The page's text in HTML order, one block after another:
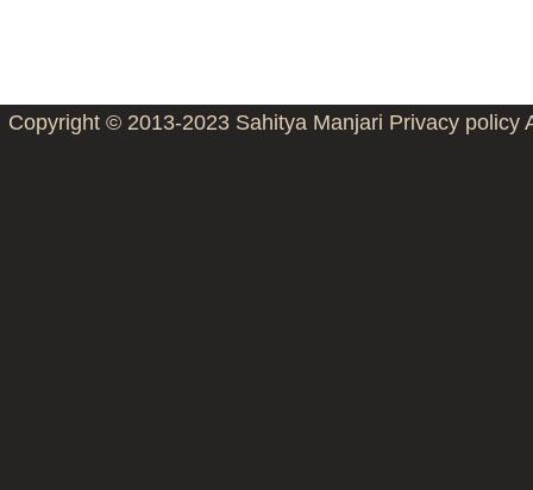
Copyright © 2013-2023 Sahitya Manjari Privacy policy